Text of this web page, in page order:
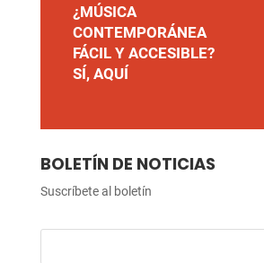
¿MÚSICA
CONTEMPORÁNEA
FÁCIL Y ACCESIBLE?
SÍ, AQUÍ
BOLETÍN DE NOTICIAS
Suscríbete al boletín